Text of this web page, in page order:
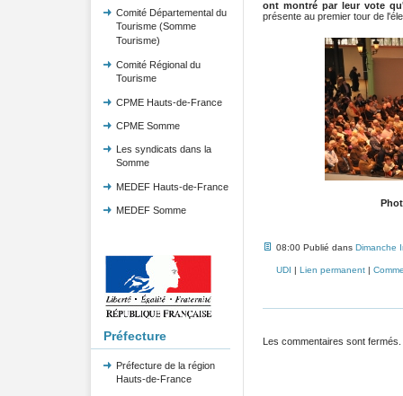
Comité Départemental du
Tourisme (Somme
Tourisme)
Comité Régional du
Tourisme
CPME Hauts-de-France
CPME Somme
Les syndicats dans la
Somme
MEDEF Hauts-de-France
MEDEF Somme
Préfecture
Préfecture de la région
Hauts-de-France
ont montré par leur vote
présente au premier tour de
08:00 Publié dans Dimanche
UDI | Lien permanent|
Les commentaires sont fermés.